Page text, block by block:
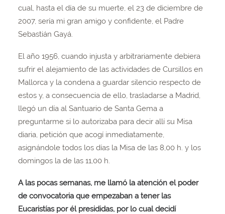
cual, hasta el día de su muerte, el 23 de diciembre de
2007, sería mi gran amigo y confidente, el Padre
Sebastián Gayá.
El año 1956, cuando injusta y arbitrariamente debiera
sufrir el alejamiento de las actividades de Cursillos en
Mallorca y la condena a guardar silencio respecto de
estos y, a consecuencia de ello, trasladarse a Madrid,
llegó un día al Santuario de Santa Gema a
preguntarme si lo autorizaba para decir allí su Misa
diaria, petición que acogí inmediatamente,
asignándole todos los días la Misa de las 8,00 h. y los
domingos la de las 11,00 h.
A las pocas semanas, me llamó la atención el poder
de convocatoria que empezaban a tener las
Eucaristías por él presididas, por lo cual decidí